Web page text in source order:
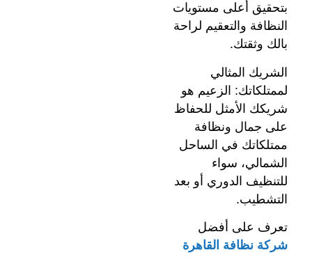
بتحقيق أعلى مستويات
النظافة والتعقيم لراحة
بالك وثقتك.
الشريك المثالي
لممتلكاتك: الزعيم هو
شريكك الأمثل للحفاظ
على جمال ونظافة
ممتلكاتك في الساحل
الشمالي، سواء
للتنظيف الدوري أو بعد
التشطيب.
تعرف على أفضل
شركة نظافة القاهرة